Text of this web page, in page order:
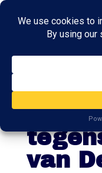
van